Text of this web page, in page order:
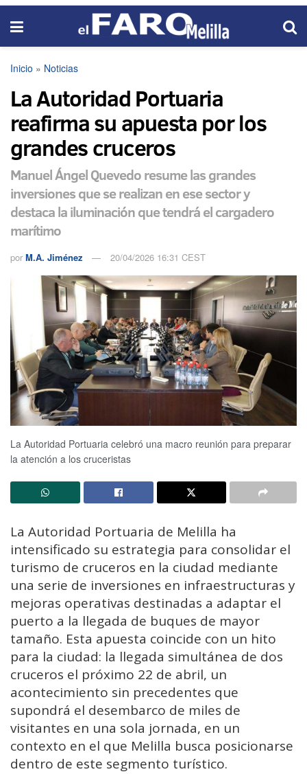
Inicio » Noticias
La Autoridad Portuaria
reafirma su apuesta por los
grandes cruceros
Manuel Ángel Quevedo resume las grandes
inversiones que se realizan en ese sector y
destaca la iluminación que tendrá el cargadero
marítimo
por M.A. Jiménez 20/04/2026 16:31 CEST
La Autoridad Portuaria celebró una macro reunión para preparar
la atención a los cruceristas
La Autoridad Portuaria de Melilla ha
intensificado su estrategia para consolidar el
turismo de cruceros en la ciudad mediante
una serie de inversiones en infraestructuras y
mejoras operativas destinadas a adaptar el
puerto a la llegada de buques de mayor
tamaño. Esta apuesta coincide con un hito
para la ciudad: la llegada simultánea de dos
cruceros el próximo 22 de abril, un
acontecimiento sin precedentes que
supondrá el desembarco de miles de
visitantes en una sola jornada, en un
contexto en el que Melilla busca posicionarse
dentro de este segmento turístico.